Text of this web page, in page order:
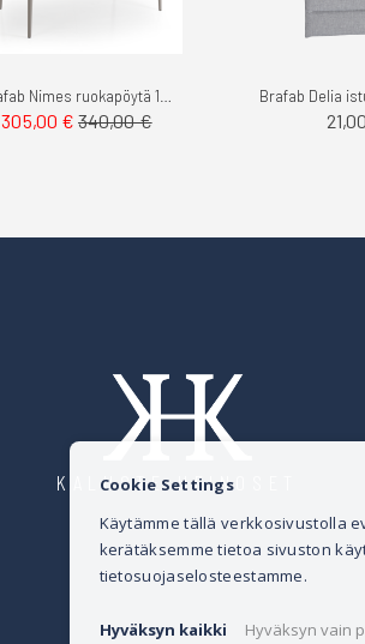
305,00 € 340,00 €
Brafab Delia
KALUSTE HEINOSET
Cookie Settings
Käytämme tällä verkkosivustolla
kerätäksemme tietoa sivuston
tietosuojaselosteestamme.
Hyväksyn kaikki Hyväksyn vain